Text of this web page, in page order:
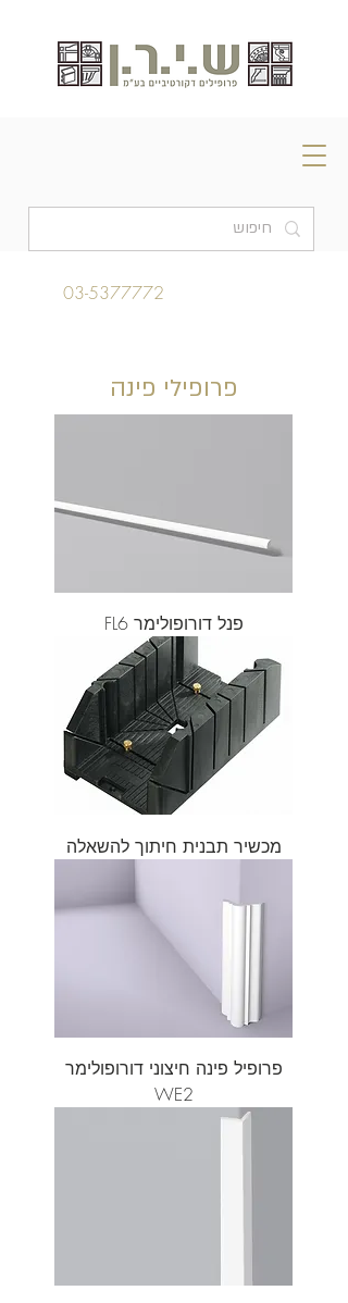
03-5377772
פרופילי פינה
פנל דורופולימר FL6
מכשיר תבנית חיתוך להשאלה
פרופיל פינה חיצוני דורופולימר
WE2